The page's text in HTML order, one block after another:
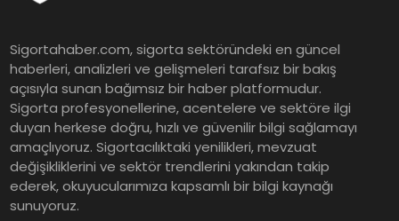
Şekerbank 2026 İlk Yarı Finansal
Sonuçları
ING Türkiye 2026 Yılının İlk
Yarısına İlişkin Konsolide Finansal
Sonuçlarını Açıkladı
Sigortahaber.com, sigorta sektöründeki en güncel
haberleri, analizleri ve gelişmeleri tarafsız bir bakış
açısıyla sunan bağımsız bir haber platformudur.
Sigorta profesyonellerine, acentelere ve sektöre ilgi
duyan herkese doğru, hızlı ve güvenilir bilgi sağlamayı
amaçlıyoruz. Sigortacılıktaki yenilikleri, mevzuat
değişikliklerini ve sektör trendlerini yakından takip
ederek, okuyucularımıza kapsamlı bir bilgi kaynağı
sunuyoruz.